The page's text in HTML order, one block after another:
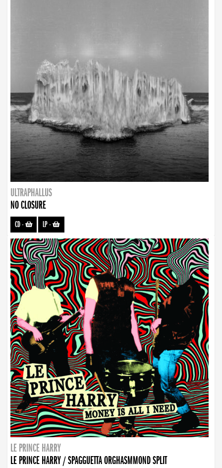
ULTRAPHALLUS
NO CLOSURE
CD- LP-
LE PRINCE HARRY
LE PRINCE HARRY / SPAGGUETTA ORGHASMMOND SPLIT